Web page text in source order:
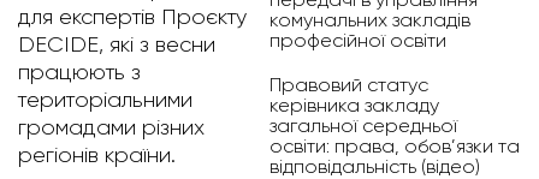
для експертів Проєкту
DECIDE, які з весни
працюють з
територіальними
громадами різних
регіонів країни.
комунальних закладів
професійної освіти
Правовий статус
керівника закладу
загальної середньої
освіти: права, обов’язки та
відповідальність (відео)